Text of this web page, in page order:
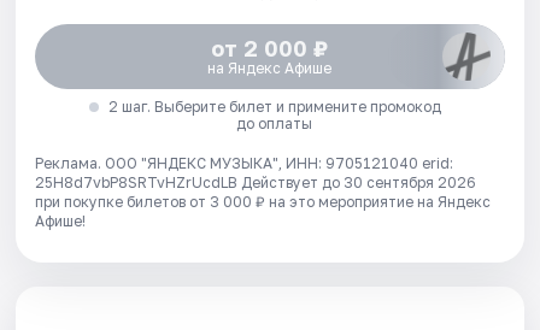
от 2 000 ₽
на Яндекс Афише
2 шаг. Выберите билет и примените промокод
до оплаты
Реклама. ООО "ЯНДЕКС МУЗЫКА", ИНН: 9705121040 erid:
25H8d7vbP8SRTvHZrUcdLB Действует до 30 сентября 2026
при покупке билетов от 3 000 ₽ на это мероприятие на Яндекс
Афише!